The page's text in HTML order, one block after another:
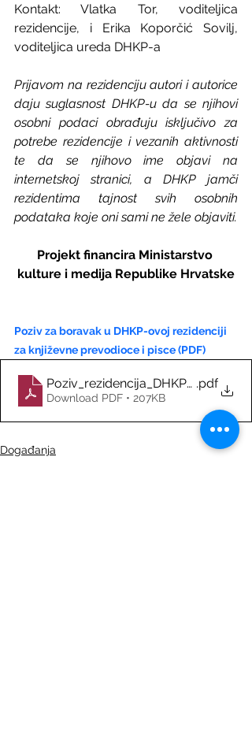
Kontakt: Vlatka Tor, voditeljica
rezidencije, i Erika Koporčić Sovilj,
voditeljica ureda DHKP-a
Prijavom na rezidenciju autori i autorice
daju suglasnost DHKP-u da se njihovi
osobni podaci obrađuju isključivo za
potrebe rezidencije i vezanih aktivnosti
te da se njihovo ime objavi na
internetskoj stranici, a DHKP jamči
rezidentima tajnost svih osobnih
podataka koje oni sami ne žele objaviti.
Projekt financira Ministarstvo
kulture i medija Republike Hrvatske
Poziv za boravak u DHKP-ovoj rezidenciji
za književne prevodioce i pisce (PDF)
Poziv_rezidencija_DHKP_2026_hr
.pdf
Download PDF • 207KB
Događanja